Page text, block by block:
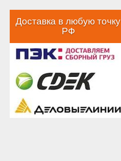
Доставка в любую точку
РФ